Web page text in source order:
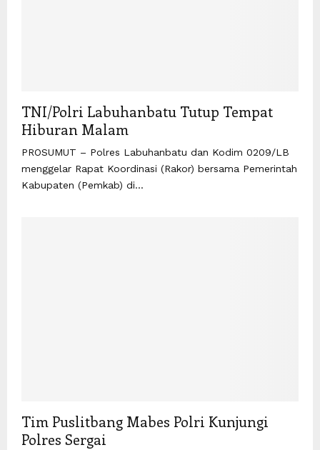
TNI/Polri Labuhanbatu Tutup Tempat
Hiburan Malam
PROSUMUT – Polres Labuhanbatu dan Kodim 0209/LB
menggelar Rapat Koordinasi (Rakor) bersama Pemerintah
Kabupaten (Pemkab) di...
Tim Puslitbang Mabes Polri Kunjungi
Polres Sergai